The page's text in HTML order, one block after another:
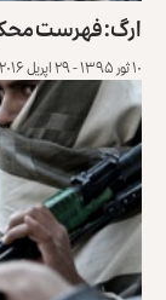
ارگ: فهرست
۱۰ ثور ۱۳۹۵ - ۲۹ اپریل ۲۰۱۶